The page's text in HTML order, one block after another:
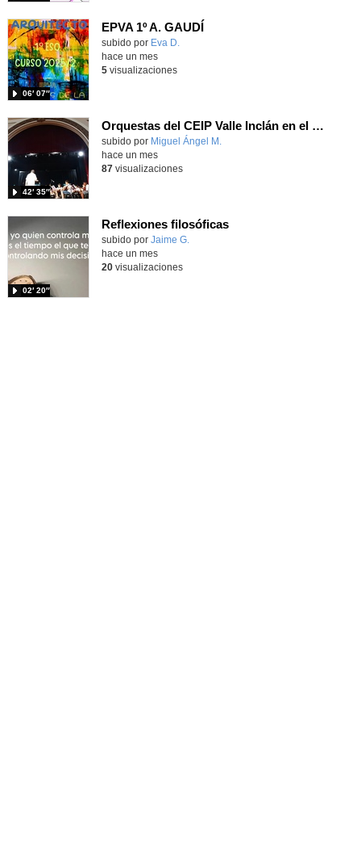
EPVA 1º A. GAUDÍ
Contenido educativo.
subido por Eva D.
06′ 07″
hace un mes
5visualizaciones
Orquestas del CEIP Valle Inclán en el IES Ramiro de Maeztu
Contenido educativo.
subido por Miguel Ángel M.
42′ 35″
hace un mes
87visualizaciones
Reflexiones filosóficas
Contenido educativo.
subido por Jaime G.
02′ 20″
hace un mes
20visualizaciones